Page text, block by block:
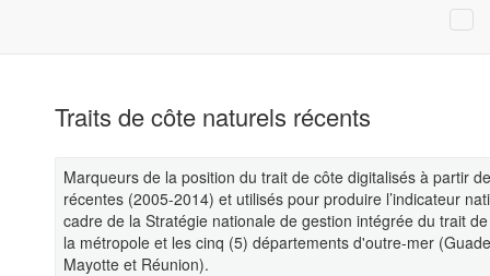
Traits de côte naturels récents
Marqueurs de la position du trait de côte digitalisés à partir
récentes (2005-2014) et utilisés pour produire l’indicateur
cadre de la Stratégie nationale de gestion intégrée du trait
la métropole et les cinq (5) départements d'outre-mer
Mayotte et Réunion).